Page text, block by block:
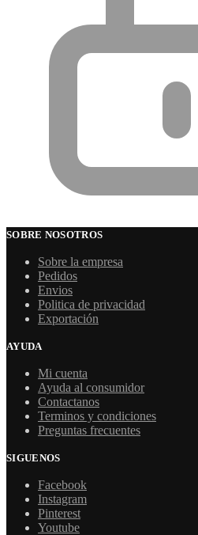
SOBRE NOSOTROS
Sobre la empresa
Pedidos
Envios
Politica de privacidad
Exportación
AYUDA
Mi cuenta
Ayuda al consumidor
Contactanos
Terminos y condiciones
Preguntas frecuentes
SIGUENOS
Facebook
Instagram
Pinterest
Youtube